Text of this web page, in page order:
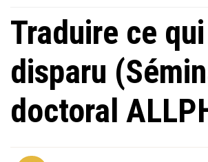
Traduire ce
disparu
doctoral